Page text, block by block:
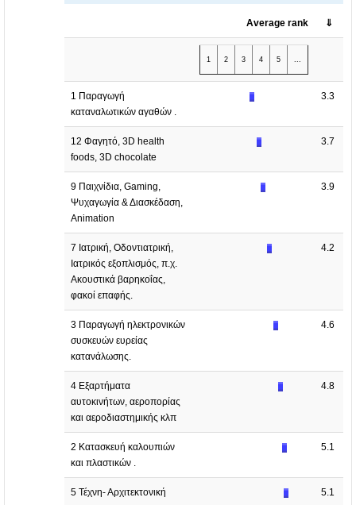
Average rank ⇓
1 2 3 4 5
1 Παραγωγή
καταναλωτικών αγαθών .
3.3
12 Φαγητό, 3D health
foods, 3D chocolate
3.7
9 Παιχνίδια, Gaming,
Ψυχαγωγία & Διασκέδαση,
Animation
3.9
7 Ιατρική, Οδοντιατρική,
Ιατρικός εξοπλισμός, π.χ.
Ακουστικά βαρηκοΐας,
φακοί επαφής.
4.2
3 Παραγωγή ηλεκτρονικών
συσκευών ευρείας
κατανάλωσης.
4.6
4 Εξαρτήματα
αυτοκινήτων, αεροπορίας
και αεροδιαστημικής κλπ
4.8
2 Κατασκευή καλουπιών
και πλαστικών .
5.1
5 Τέχνη- Αρχιτεκτονική 5.1